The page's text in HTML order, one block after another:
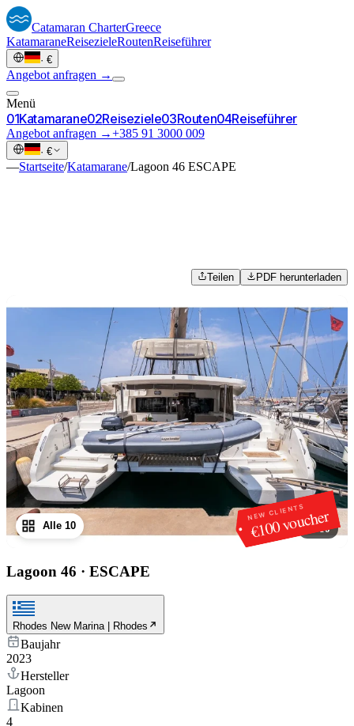
Catamaran CharterGreece
KatamaraneReisezieleRoutenReiseführer
· €
Angebot anfragen →
Menü
01Katamarane02Reiseziele03Routen04Reiseführer
Angebot anfragen →+385 91 3000 009
· €
—Startseite/Katamarane/Lagoon 46 ESCAPE
Teilen PDF herunterladen
NEW CLIENTS
€100 voucher
1/10
Alle 10
Lagoon 46 · ESCAPE
Rhodes New Marina | Rhodes
Baujahr
2023
Hersteller
Lagoon
Kabinen
4